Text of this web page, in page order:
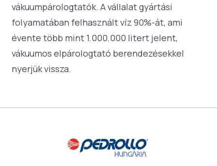
vákuumpárologtatók. A vállalat gyártási
folyamatában felhasznált víz 90%-át, ami
évente több mint 1.000.000 litert jelent,
vákuumos elpárologtató berendezésekkel
nyerjük vissza.